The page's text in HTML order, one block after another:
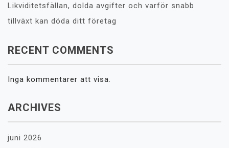
Likviditetsfällan, dolda avgifter och varför snabb
tillväxt kan döda ditt företag
RECENT COMMENTS
Inga kommentarer att visa.
ARCHIVES
juni 2026